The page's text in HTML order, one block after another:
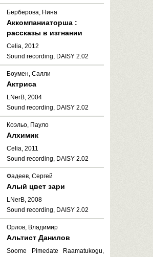
Берберова, Нина
Аккомпаниаторша :
рассказы в изгнании
Celia, 2012
Sound recording, DAISY 2.02
Боумен, Салли
Актриса
LNerB, 2004
Sound recording, DAISY 2.02
Коэльо, Пауло
Алхимик
Celia, 2011
Sound recording, DAISY 2.02
Фадеев, Сергей
Алый цвет зари
LNerB, 2008
Sound recording, DAISY 2.02
Орлов, Владимир
Альтист Данилов
Soome Pimedate Raamatukogu,